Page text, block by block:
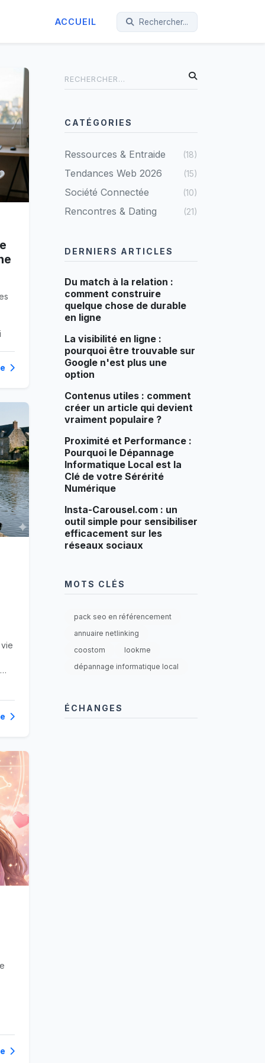
ACCUEIL Rechercher...
CATÉGORIES
Ressources & Entraide (18)
Tendances Web 2026 (15)
Société Connectée (10)
Rencontres & Dating (21)
DERNIERS ARTICLES
Du match à la relation :
comment construire
quelque chose de durable
en ligne
La visibilité en ligne :
pourquoi être trouvable sur
Google n'est plus une
option
Contenus utiles : comment
créer un article qui devient
vraiment populaire ?
Proximité et Performance :
Pourquoi le Dépannage
Informatique Local est la
Clé de votre Sérérité
Numérique
Insta-Carousel.com : un
outil simple pour sensibiliser
efficacement sur les
réseaux sociaux
MOTS CLÉS
pack seo en référencement
annuaire netlinking
coostom
lookme
dépannage informatique local
ÉCHANGES